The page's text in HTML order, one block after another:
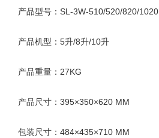
产品型号：SL-3W-510/520/820/1020
产品机型：5升/8升/10升
产品重量：27KG
产品尺寸：395×350×620 MM
包装尺寸：484×435×710 MM